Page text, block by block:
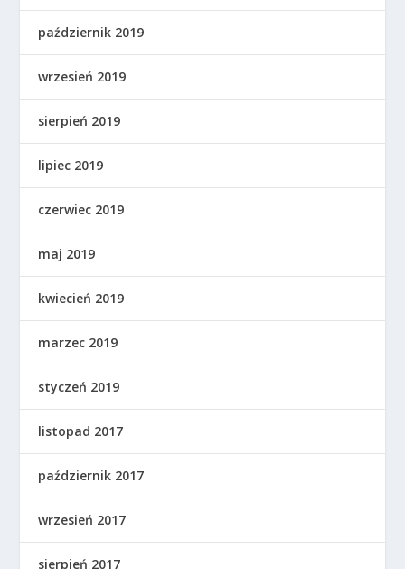
październik 2019
wrzesień 2019
sierpień 2019
lipiec 2019
czerwiec 2019
maj 2019
kwiecień 2019
marzec 2019
styczeń 2019
listopad 2017
październik 2017
wrzesień 2017
sierpień 2017